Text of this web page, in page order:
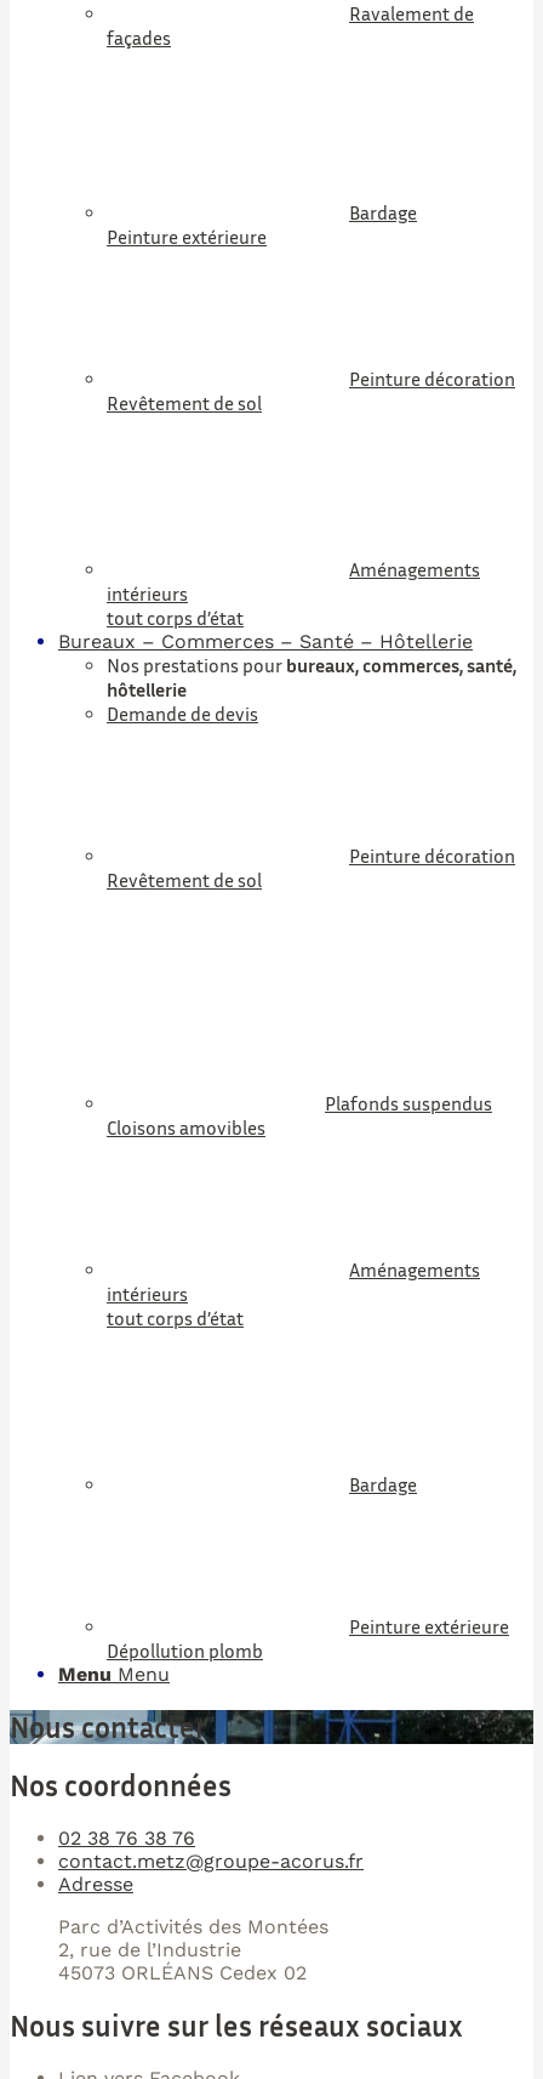
Ravalement de
façades
Bardage
Peinture extérieure
Peinture décoration
Revêtement de sol
Aménagements
intérieurs
tout corps d’état
Bureaux – Commerces – Santé – Hôtellerie
Nos prestations pour bureaux, commerces, santé,
hôtellerie
Demande de devis
Peinture décoration
Revêtement de sol
Plafonds suspendus
Cloisons amovibles
Aménagements
intérieurs
tout corps d’état
Bardage
Peinture extérieure
Dépollution plomb
Menu Menu
Nous contacter
Nos coordonnées
02 38 76 38 76
contact.metz@groupe-acorus.fr
Adresse
Parc d’Activités des Montées
2, rue de l’Industrie
45073 ORLÉANS Cedex 02
Nous suivre sur les réseaux sociaux